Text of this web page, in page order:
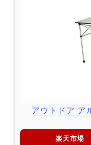
アウトドア ア
楽天市場